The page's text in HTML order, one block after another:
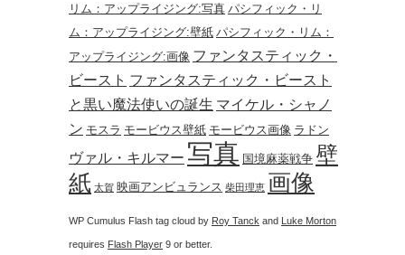
リム：アップライジング:写真 パシフィック・リ
ム：アップライジング:壁紙 パシフィック・リム：
アップライジング:画像 ファンタスティック・
ビースト ファンタスティック・ビースト
と黒い魔法使いの誕生 マイケル・シャノ
ン モスラ モービウス壁紙 モービウス画像 ラドン
ヴァル・キルマー 写真 国境麻薬戦争 壁
紙 太賀 映画アンビュランス 柴田理恵 画像
WP Cumulus Flash tag cloud by Roy Tanck and Luke Morton
requires Flash Player 9 or better.